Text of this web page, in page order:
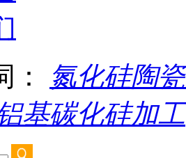
：
氮化硅陶
基碳化硅加工